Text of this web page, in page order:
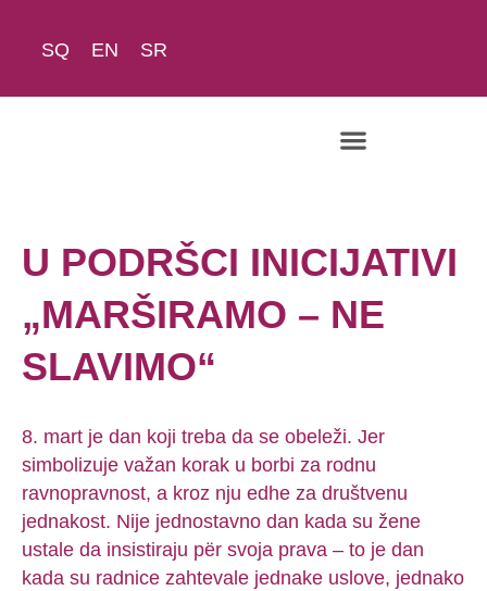
SQ EN SR
U PODRŠCI INICIJATIVI
„MARŠIRAMO – NE
SLAVIMO“
8. mart je dan koji treba da se obeleži. Jer
simbolizuje važan korak u borbi za rodnu
ravnopravnost, a kroz nju edhe za društvenu
jednakost. Nije jednostavno dan kada su žene
ustale da insistiraju për svoja prava – to je dan
kada su radnice zahtevale jednake uslove, jednako